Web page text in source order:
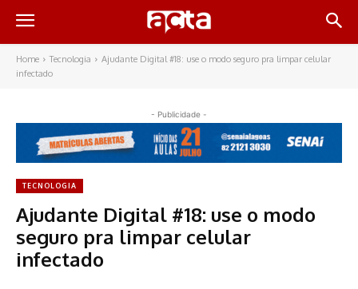
Home Tecnologia
Ajudante Digital #18: use o modo seguro pra limpar celular
infectado
- Publicidade -
TECNOLOGIA
Ajudante Digital #18: use o modo
seguro pra limpar celular
infectado